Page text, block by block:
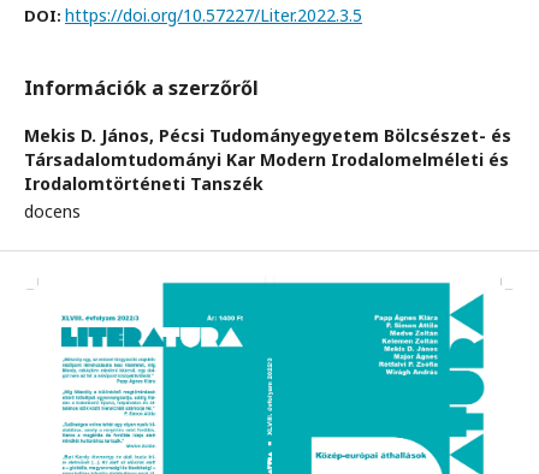
DOI: https://doi.org/10.57227/Liter.2022.3.5
Információk a szerzőről
Mekis D. János, Pécsi Tudományegyetem Bölcsészet- és
Társadalomtudományi Kar Modern Irodalomelméleti és
Irodalomtörténeti Tanszék
docens